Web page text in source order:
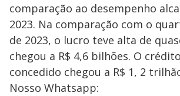
comparação ao desempenho
2023. Na comparação com o
de 2023, o lucro teve alta de
chegou a R$ 4,6 bilhões. O
concedido chegou a R$ 1, 2
Nosso Whatsapp: